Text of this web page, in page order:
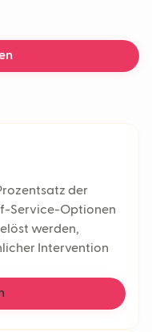
der
Service-Optionen
werden,
Intervention